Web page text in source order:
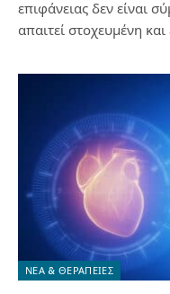
επιφάνειας δεν είναι
απαιτεί στοχευμένη
ΝΕΑ & ΘΕΡΑΠΕΙΕΣ